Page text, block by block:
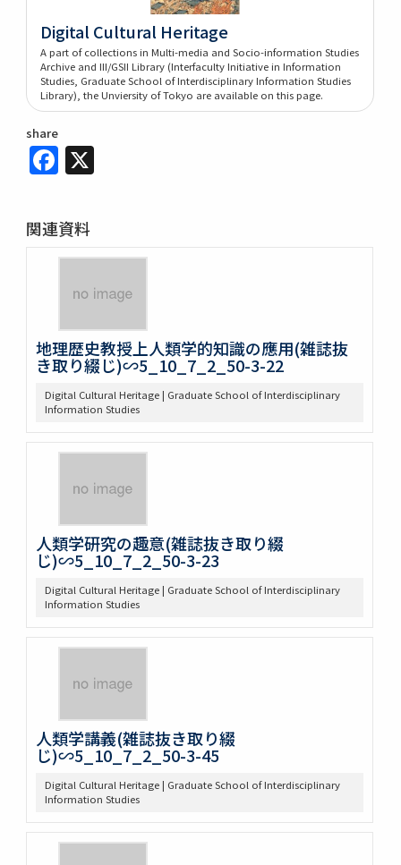
Digital Cultural Heritage
A part of collections in Multi-media and Socio-information Studies
Archive and III/GSII Library (Interfaculty Initiative in Information
Studies, Graduate School of Interdisciplinary Information Studies
Library), the Unviersity of Tokyo are available on this page.
share
Facebook
関連資料
地理歴史教授上人類学的知識の應用(雑誌抜
き取り綴じ)∽5_10_7_2_50-3-22
Digital Cultural Heritage | Graduate School of Interdisciplinary
Information Studies
人類学研究の趣意(雑誌抜き取り綴
じ)∽5_10_7_2_50-3-23
Digital Cultural Heritage | Graduate School of Interdisciplinary
Information Studies
人類学講義(雑誌抜き取り綴
じ)∽5_10_7_2_50-3-45
Digital Cultural Heritage | Graduate School of Interdisciplinary
Information Studies